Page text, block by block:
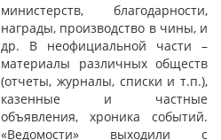
министерств, благодарности,
награды, производство в чины, и
др. В неофициальной части –
материалы различных обществ
(отчеты, журналы, списки и т.п.),
казенные и частные
объявления, хроника событий.
«Ведомости» выходили с